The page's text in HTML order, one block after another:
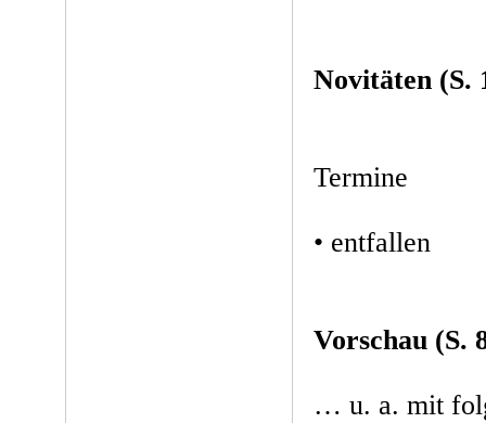
Novitäten (S.
Termine
• entfallen
Vorschau (S.
… u. a. mit